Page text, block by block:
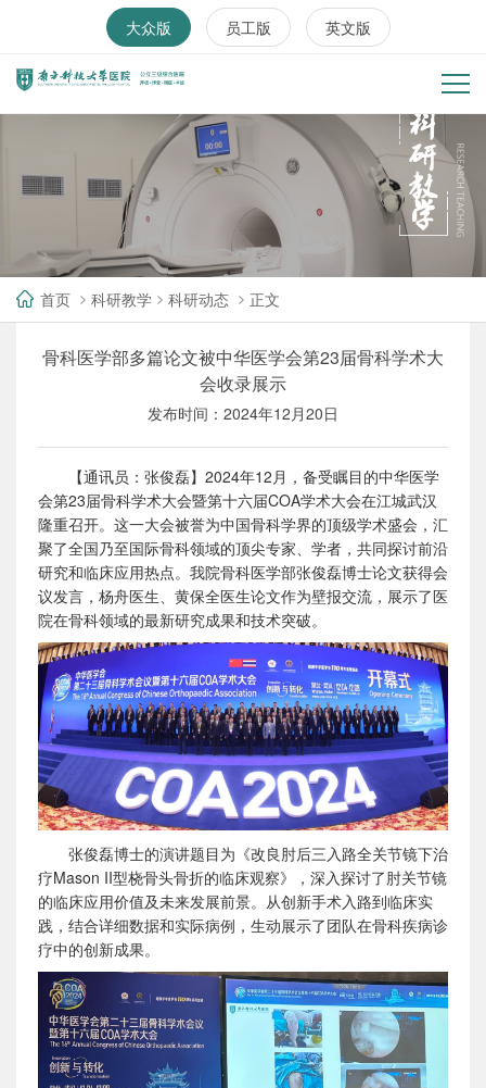
大众版 员工版 英文版
首页 科研教学 科研动态 正文
骨科医学部多篇论文被中华医学会第23届骨科学术大
会收录展示
发布时间：2024年12月20日
【通讯员：张俊磊】2024年12月，备受瞩目的中华医学
会第23届骨科学术大会暨第十六届COA学术大会在江城武汉
隆重召开。这一大会被誉为中国骨科学界的顶级学术盛会，汇
聚了全国乃至国际骨科领域的顶尖专家、学者，共同探讨前沿
研究和临床应用热点。我院骨科医学部张俊磊博士论文获得会
议发言，杨舟医生、黄保全医生论文作为壁报交流，展示了医
院在骨科领域的最新研究成果和技术突破。
张俊磊博士的演讲题目为《改良肘后三入路全关节镜下治
疗Mason II型桡骨头骨折的临床观察》，深入探讨了肘关节镜
的临床应用价值及未来发展前景。从创新手术入路到临床实
践，结合详细数据和实际病例，生动展示了团队在骨科疾病诊
疗中的创新成果。